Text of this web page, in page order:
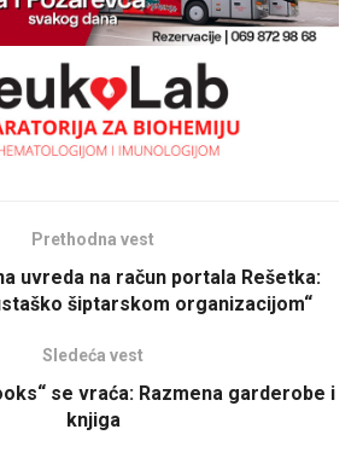
Prethodna vest
uvreda na račun portala Rešetka:
šiptarskom organizacijom“
Sledeća vest
se vraća: Razmena garderobe i
knjiga